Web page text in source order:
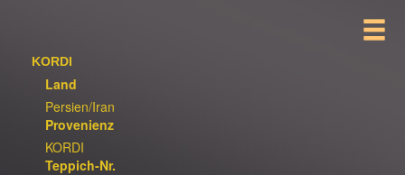
KORDI
Land
Persien/Iran
Provenienz
KORDI
Teppich-Nr.